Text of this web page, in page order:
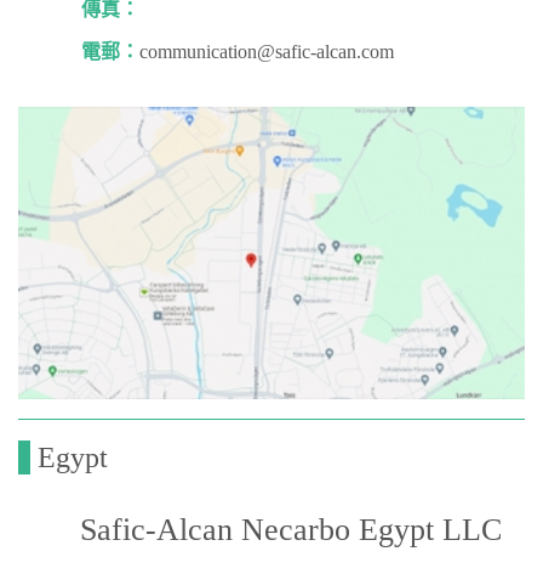
傳真：
電郵：communication@safic-alcan.com
Egypt
Safic-Alcan Necarbo Egypt LLC